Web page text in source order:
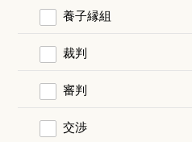
養子縁組
裁判
審判
交渉